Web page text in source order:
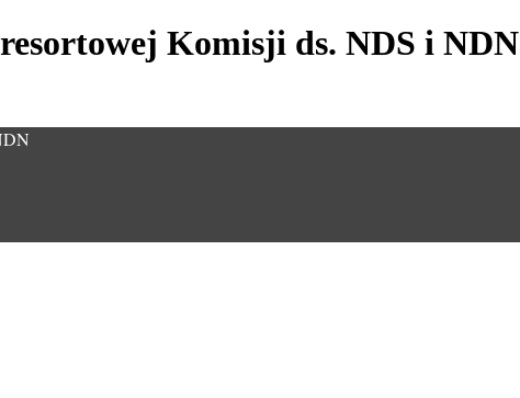
Komisji ds. NDS i NDN